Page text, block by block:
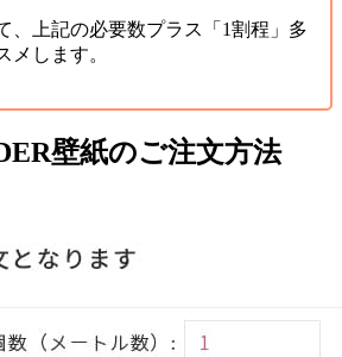
、上記の必要数プラス「1割程」多
メします。
壁紙のご注文方法